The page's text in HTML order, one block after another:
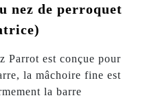
nez de perroquet
Parrot est conçue pour
la mâchoire fine est
la barre